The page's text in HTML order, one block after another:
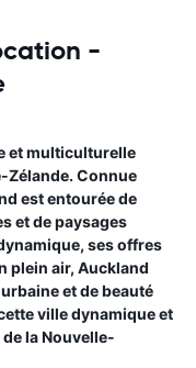
-
et multiculturelle
Zélande. Connue
est entourée de
et de paysages
ses offres
plein air, Auckland
et de beauté
ville dynamique et
la Nouvelle-